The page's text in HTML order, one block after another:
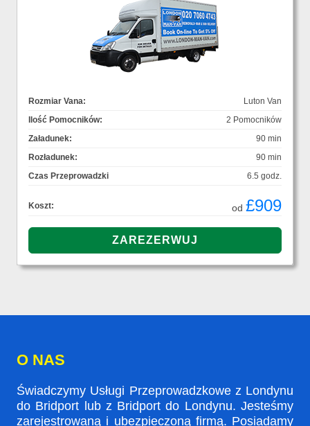
Rozmiar Vana:
Luton Van
Ilość Pomocników:
2 Pomocników
Załadunek:
90 min
Rozładunek:
90 min
Czas Przeprowadzki
6.5 godz.
Koszt: od £909
O NAS
Świadczymy Usługi Przeprowadzkowe z Londynu
do Bridport lub z Bridport do Londynu. Jesteśmy
zarejestrowaną i ubezpieczoną firmą. Posiadamy